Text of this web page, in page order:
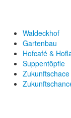
Waldeckhof
Gartenbau
Hofcafé &
Suppentöpfle